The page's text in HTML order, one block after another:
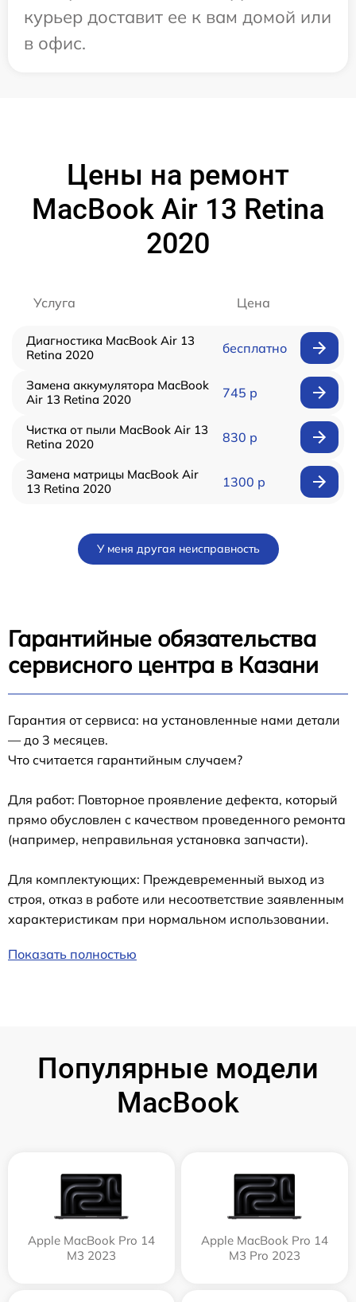
курьер доставит ее к вам домой или
в офис.
Цены на ремонт
MacBook Air 13 Retina
2020
Услуга Цена
Диагностика MacBook Air 13
Retina 2020
бесплатно
Замена аккумулятора MacBook
Air 13 Retina 2020
745 р
Чистка от пыли MacBook Air 13
Retina 2020
830 р
Замена матрицы MacBook Air
13 Retina 2020
1300 р
У меня другая неисправность
Гарантийные обязательства
сервисного центра в Казани
Гарантия от сервиса: на установленные нами детали
— до 3 месяцев.
Что считается гарантийным случаем?
Для работ: Повторное проявление дефекта, который
прямо обусловлен с качеством проведенного ремонта
(например, неправильная установка запчасти).
Для комплектующих: Преждевременный выход из
строя, отказ в работе или несоответствие заявленным
характеристикам при нормальном использовании.
Показать полностью
Популярные модели
MacBook
Apple MacBook Pro 14
M3 2023
Apple MacBook Pro 14
M3 Pro 2023